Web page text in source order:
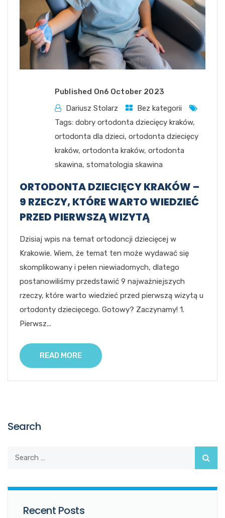
Published On6 October 2023
Dariusz Stolarz
Bez kategorii
Tags: dobry ortodonta dziecięcy kraków,
ortodonta dla dzieci, ortodonta dziecięcy
kraków, ortodonta kraków, ortodonta
skawina, stomatologia skawina
ORTODONTA DZIECIĘCY KRAKÓW –
9 RZECZY, KTÓRE WARTO WIEDZIEĆ
PRZED PIERWSZĄ WIZYTĄ
Dzisiaj wpis na temat ortodoncji dziecięcej w
Krakowie. Wiem, że temat ten może wydawać się
skomplikowany i pełen niewiadomych, dlatego
postanowiliśmy przedstawić 9 najważniejszych
rzeczy, które warto wiedzieć przed pierwszą wizytą u
ortodonty dziecięcego. Gotowy? Zaczynamy! 1.
Pierwsz...
READ MORE
Search
Recent Posts